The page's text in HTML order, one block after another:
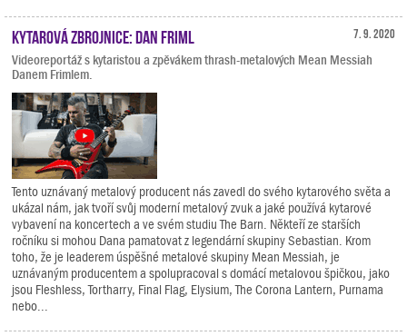
7. 9. 2020
Kytarová zbrojnice: Dan Friml
Videoreportáž s kytaristou a zpěvákem thrash-metalových Mean Messiah
Danem Frimlem.
Tento uznávaný metalový producent nás zavedl do svého kytarového světa a
ukázal nám, jak tvoří svůj moderní metalový zvuk a jaké používá kytarové
vybavení na koncertech a ve svém studiu The Barn. Někteří ze starších
ročníku si mohou Dana pamatovat z legendární skupiny Sebastian. Krom
toho, že je leaderem úspěšné metalové skupiny Mean Messiah, je
uznávaným producentem a spolupracoval s domácí metalovou špičkou, jako
jsou Fleshless, Tortharry, Final Flag, Elysium, The Corona Lantern, Purnama
nebo...